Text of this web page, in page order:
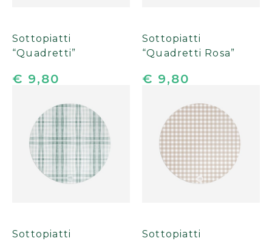
Sottopiatti
“Quadretti”
€ 9,80
Sottopiatti
“Quadretti Rosa”
€ 9,80
Sottopiatti
Sottopiatti